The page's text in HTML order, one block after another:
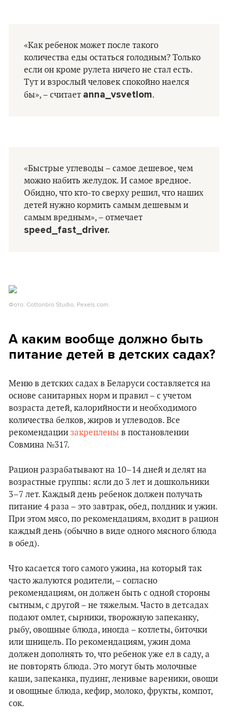
«Как ребенок может после такого
количества еды остаться голодным? Только
если он кроме рулета ничего не стал есть.
Тут и взрослый человек спокойно наелся
бы», – считает anna_vsvetlom.
«Быстрые углеводы – самое дешевое, чем
можно набить желудок. И самое вредное.
Обидно, что кто-то сверху решил, что наших
детей нужно кормить самым дешевым и
самым вредным», – отмечает
speed_fast_driver.
Фото: Cottonbro Studio, Pexels.com.
А каким вообще должно быть
питание детей в детских садах?
Меню в детских садах в Беларуси составляется на
основе санитарных норм и правил – с учетом
возраста детей, калорийности и необходимого
количества белков, жиров и углеводов. Все
рекомендации закреплены в постановлении
Совмина №317.
Рацион разрабатывают на 10–14 дней и делят на
возрастные группы: ясли до 3 лет и дошкольники
3–7 лет. Каждый день ребенок должен получать
питание 4 раза – это завтрак, обед, полдник и ужин.
При этом мясо, по рекомендациям, входит в рацион
каждый день (обычно в виде одного мясного блюда
в обед).
Что касается того самого ужина, на который так
часто жалуются родители, – согласно
рекомендациям, он должен быть с одной стороны
сытным, с другой – не тяжелым. Часто в детсадах
подают омлет, сырники, творожную запеканку,
рыбу, овощные блюда, иногда – котлеты, биточки
или шницель. По рекомендациям, ужин дома
должен дополнять то, что ребенок уже ел в саду, а
не повторять блюда. Это могут быть молочные
каши, запеканка, пудинг, ленивые вареники, овощи
и овощные блюда, кефир, молоко, фрукты, компот,
сок.